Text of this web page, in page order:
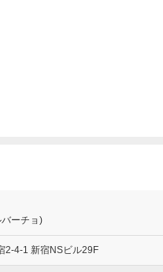
ーチョ)
2-4-1 新宿NSビル29F